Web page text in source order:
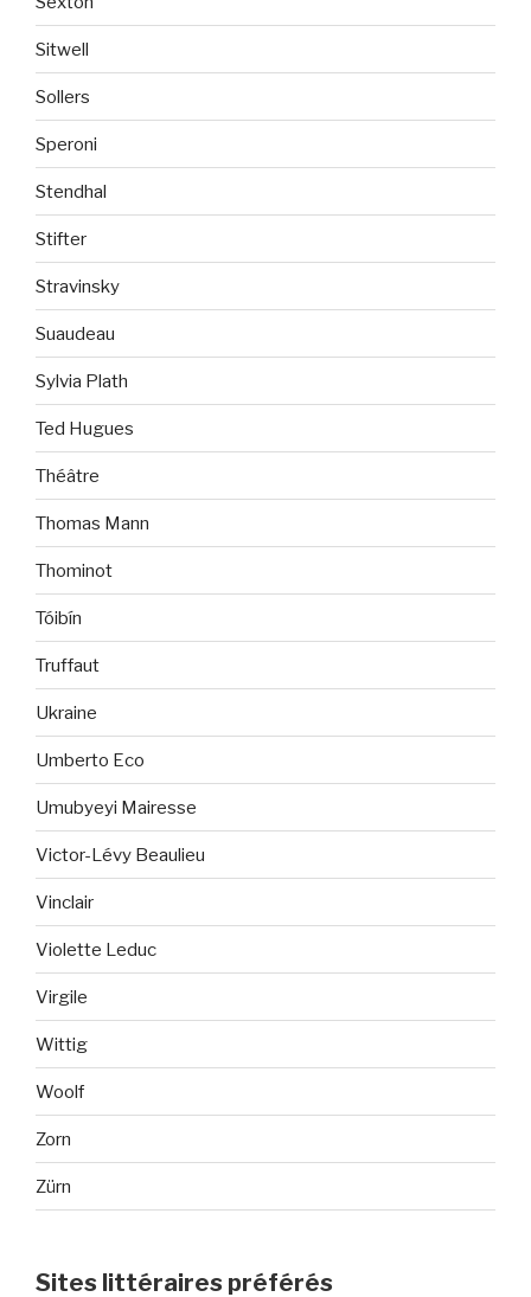
Sitwell
Sollers
Speroni
Stendhal
Stifter
Stravinsky
Suaudeau
Sylvia Plath
Ted Hugues
Théâtre
Thomas Mann
Thominot
Tóibín
Truffaut
Ukraine
Umberto Eco
Umubyeyi Mairesse
Victor-Lévy Beaulieu
Vinclair
Violette Leduc
Virgile
Wittig
Woolf
Zorn
Zürn
Sites littéraires préférés